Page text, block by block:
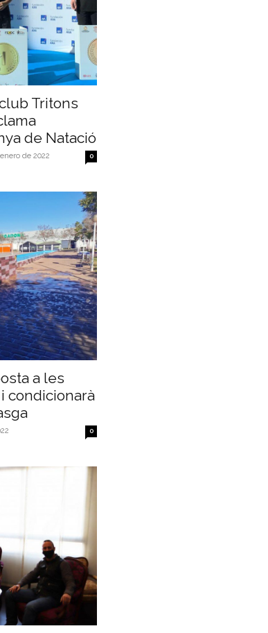
Tritons
de Natació
de 2022 0
a les
condicionarà
0